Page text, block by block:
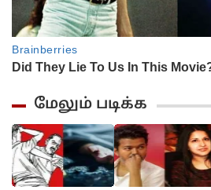
மேலும் படிக்க